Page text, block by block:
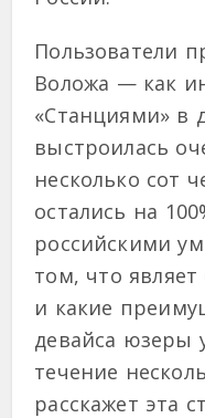
Пользователи
Воложа — как
«Станциями» в
выстроилась
несколько сот
остались на
российскими
том, что являет
и какие
девайса юзеры
течение
расскажет эта